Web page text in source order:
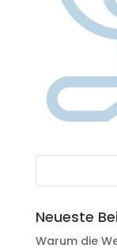
Neueste
Warum die